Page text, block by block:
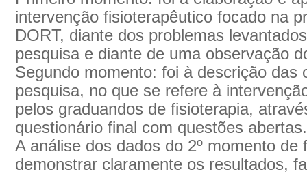
intervenção fisioterapêutico focado na
DORT, diante dos problemas
pesquisa e diante de uma observação
Segundo momento: foi à descrição das
pesquisa, no que se refere à
pelos graduandos de fisioterapia,
questionário final com questões abertas.
A análise dos dados do 2º momento
demonstrar claramente os resultados,